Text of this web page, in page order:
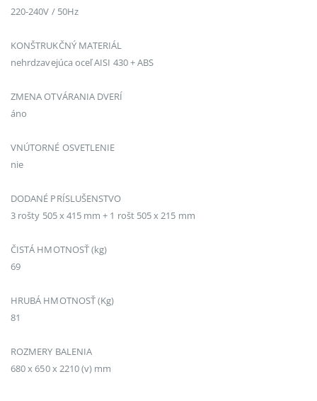
220-240V / 50Hz
KONŠTRUKČNÝ MATERIÁL
nehrdzavejúca oceľ AISI 430 + ABS
ZMENA OTVÁRANIA DVERÍ
áno
VNÚTORNÉ OSVETLENIE
nie
DODANÉ PRÍSLUŠENSTVO
3 rošty 505 x 415 mm + 1 rošt 505 x 215 mm
ČISTÁ HMOTNOSŤ (kg)
69
HRUBÁ HMOTNOSŤ (Kg)
81
ROZMERY BALENIA
680 x 650 x 2210 (v) mm